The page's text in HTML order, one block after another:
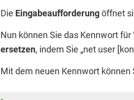
Die Eingabeaufforderungöffnet
Nun können Sie das Kennwort
ersetzen, indem Sie „net user
Mit dem neuen Kennwort können